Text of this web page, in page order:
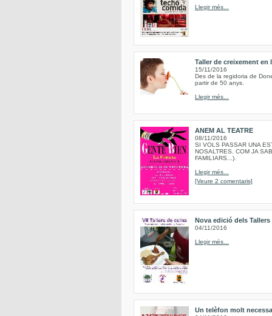
Llegir més...
Taller de creixement en
15/11/2016
Des de la regidoria de
partir de 50 anys.
Llegir més...
ANEM AL TEATRE
08/11/2016
SI VOLS PASSAR UNA
NOSALTRES. COM JA
FAMILIARS...).
Llegir més...
[Veure 2 comentaris]
Nova edició dels
04/11/2016
Llegir més...
Un telèfon molt